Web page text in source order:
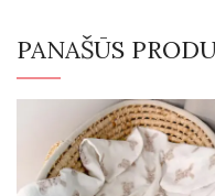
PANAŠŪS